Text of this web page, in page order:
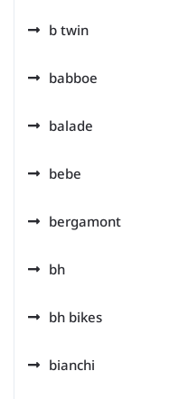
b twin
babboe
balade
bebe
bergamont
bh
bh bikes
bianchi